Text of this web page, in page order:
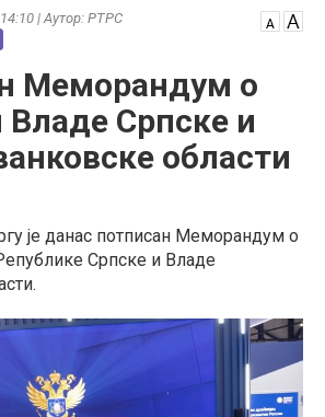
| Аутор: РТРС
Меморандум о
Српске и
области
је данас потписан Меморандум о
Српске и Владе